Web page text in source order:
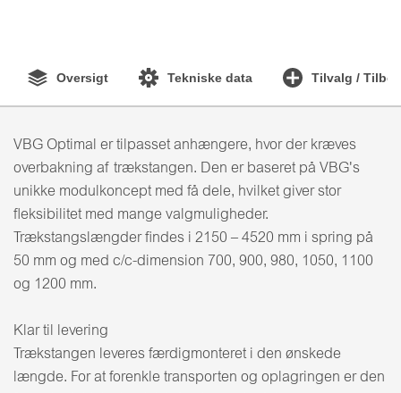
Oversigt Tekniske data Tilvalg /
VBG Optimal er tilpasset anhængere, hvor der kræves
overbakning af trækstangen. Den er baseret på VBG's
unikke modulkoncept med få dele, hvilket giver stor
fleksibilitet med mange valgmuligheder.
Trækstangslængder findes i 2150 – 4520 mm i spring på
50 mm og med c/c-dimension 700, 900, 980, 1050, 1100
og 1200 mm.
Klar til levering
Trækstangen leveres færdigmonteret i den ønskede
længde. For at forenkle transporten og oplagringen er den